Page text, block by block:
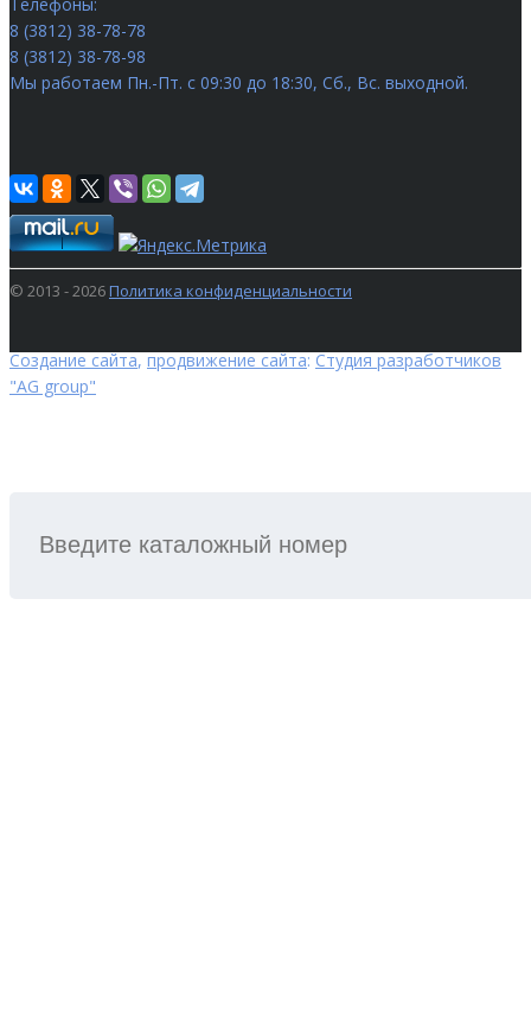
8 (3812) 38-78-78
8 (3812) 38-78-98
Мы работаем Пн.-Пт. с 09:30 до 18:30, Сб., Вс. выходной.
© 2013 - 2026Политика конфиденциальности
Создание сайта,продвижение сайта:Студия разработчиков
"AG group"